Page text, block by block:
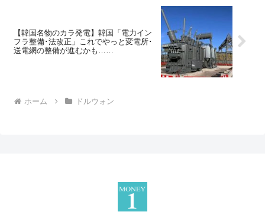
【韓国名物のカラ発電】韓国「電力イン
フラ整備･法改正」これでやっと変電所･
送電網の整備が進むかも……
ホーム ドルウォン